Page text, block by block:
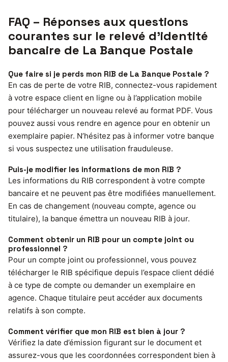
FAQ – Réponses aux questions
courantes sur le relevé d’identité
bancaire de La Banque Postale
Que faire si je perds mon RIB de La Banque Postale ?
En cas de perte de votre RIB, connectez-vous rapidement
à votre espace client en ligne ou à l’application mobile
pour télécharger un nouveau relevé au format PDF. Vous
pouvez aussi vous rendre en agence pour en obtenir un
exemplaire papier. N’hésitez pas à informer votre banque
si vous suspectez une utilisation frauduleuse.
Puis-je modifier les informations de mon RIB ?
Les informations du RIB correspondent à votre compte
bancaire et ne peuvent pas être modifiées manuellement.
En cas de changement (nouveau compte, agence ou
titulaire), la banque émettra un nouveau RIB à jour.
Comment obtenir un RIB pour un compte joint ou
professionnel ?
Pour un compte joint ou professionnel, vous pouvez
télécharger le RIB spécifique depuis l’espace client dédié
à ce type de compte ou demander un exemplaire en
agence. Chaque titulaire peut accéder aux documents
relatifs à son compte.
Comment vérifier que mon RIB est bien à jour ?
Vérifiez la date d’émission figurant sur le document et
assurez-vous que les coordonnées correspondent bien à